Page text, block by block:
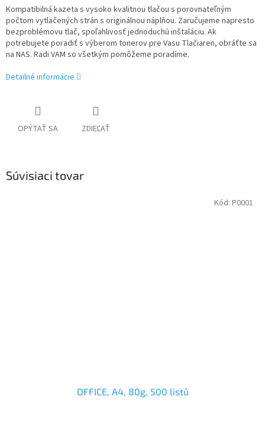
Kompatibilná kazeta s vysoko kvalitnou tlačou s porovnateľným
počtom vytlačených strán s originálnou náplňou. Zaručujeme napresto
bezproblémovu tlač, spoľahlivosť jednoduchú inštaláciu. Ak
potrebujete poradiť s výberom tonerov pre Vasu Tlačiaren, obráťte sa
na NAS. Radi VAM so všetkým pomôžeme poradíme.
Detailné informácie
OPÝTAŤ SA ZDIEĽAŤ
Súvisiaci tovar
OFFICE, A4, 80g, 500 listů
Kód: P0001